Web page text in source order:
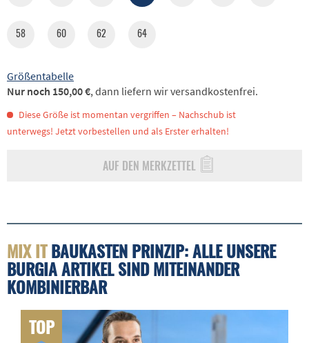
58 60 62 64
Größentabelle
Diese Größe ist momentan vergriffen – Nachschub ist
unterwegs! Jetzt vorbestellen und als Erster erhalten!
AUF DEN MERKZETTEL
Nur noch 150,00 €, dann liefern wir versandkostenfrei.
MIX ITBAUKASTEN PRINZIP: ALLE UNSERE
BURGIA ARTIKEL SIND MITEINANDER
KOMBINIERBAR
TOP